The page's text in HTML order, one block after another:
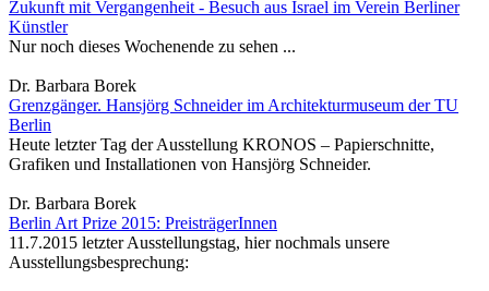
Zukunft mit Vergangenheit - Besuch aus Israel im Verein Berliner
Künstler
Nur noch dieses Wochenende zu sehen ...
Dr. Barbara Borek
Grenzgänger. Hansjörg Schneider im Architekturmuseum der TU
Berlin
Heute letzter Tag der Ausstellung KRONOS – Papierschnitte,
Grafiken und Installationen von Hansjörg Schneider.
Dr. Barbara Borek
Berlin Art Prize 2015: PreisträgerInnen
11.7.2015 letzter Ausstellungstag, hier nochmals unsere
Ausstellungsbesprechung: